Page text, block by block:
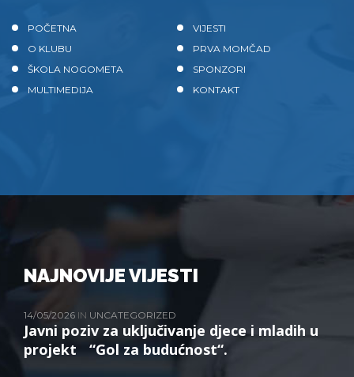
POČETNA
VIJESTI
O KLUBU
PRVA MOMČAD
ŠKOLA NOGOMETA
SPONZORI
MULTIMEDIJA
KONTAKT
NAJNOVIJE VIJESTI
14/05/2026 IN UNCATEGORIZED
Javni poziv za uključivanje djece i mladih u
projekt “Gol za budućnost“.